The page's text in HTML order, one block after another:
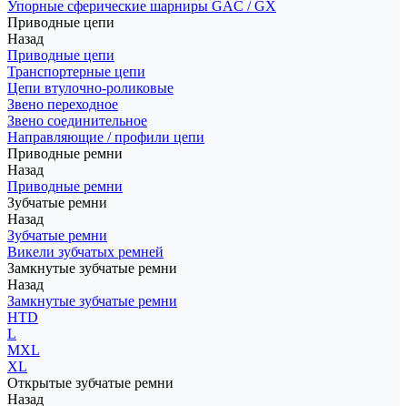
Упорные сферические шарниры GAC / GX
Приводные цепи
Назад
Приводные цепи
Транспортерные цепи
Цепи втулочно-роликовые
Звено переходное
Звено соединительное
Направляющие / профили цепи
Приводные ремни
Назад
Приводные ремни
Зубчатые ремни
Назад
Зубчатые ремни
Викели зубчатых ремней
Замкнутые зубчатые ремни
Назад
Замкнутые зубчатые ремни
HTD
L
MXL
XL
Открытые зубчатые ремни
Назад